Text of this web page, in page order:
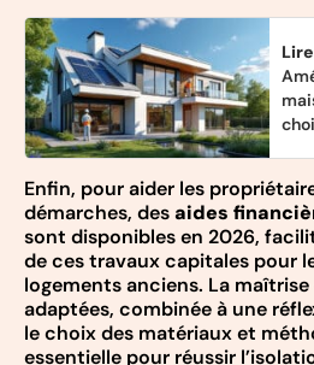
Enfin, pour aider les
démarches, desaides
sont disponibles en 2026,
de ces travaux capitales pour
logements anciens. La
adaptées, combinée à une
le choix des matériaux et
essentielle pour réussir